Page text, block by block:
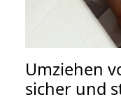
Umziehen
sicher und